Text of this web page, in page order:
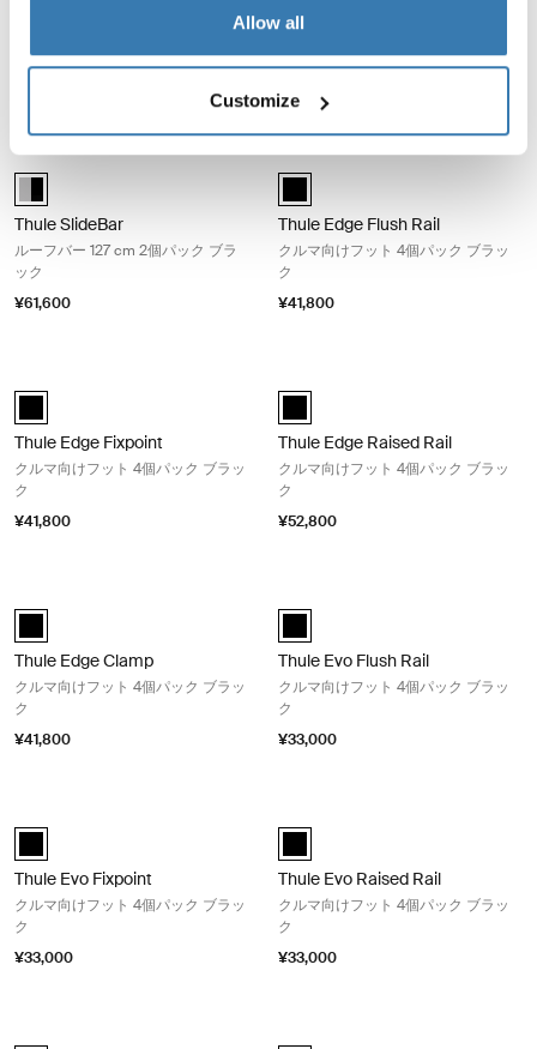
Allow all
Customize
ルーフバー 163 cm 2個パック ブラ
ック
ルーフバー 120 cm 2個パック アル
ミニウム
Thule SlideBar ルーフバー 127 cm 2個パック ブラック Aluminum/black
Alu-Black (selected)
Thule SlideBar
ルーフバー 127 cm 2個パック ブラ
ック
¥61,600
Thule Edge Flush Rail クルマ向け
Thule Edge Flush Rail 黒
Thule Edge Flush Rail
クルマ向けフット 4個パック ブラッ
ク
¥41,800
Thule Edge Fixpoint 黒 (selected)
Thule Edge Fixpoint
クルマ向けフット 4個パック ブラッ
ク
¥41,800
Thule Edge Raised Rail 黒
Thule Edge Raised Rail
クルマ向けフット 4個パック ブラッ
ク
¥52,800
Thule Edge Clamp 黒 (selected)
Thule Edge Clamp
クルマ向けフット 4個パック ブラッ
ク
¥41,800
Thule Evo Flush Rail 黒 (selected)
Thule Evo Flush Rail
クルマ向けフット 4個パック ブラッ
ク
¥33,000
Thule Evo Fixpoint 黒 (selected)
Thule Evo Fixpoint
クルマ向けフット 4個パック ブラッ
ク
¥33,000
Thule Evo Raised Rail 黒
Thule Evo Raised Rail
クルマ向けフット 4個パック ブラッ
ク
¥33,000